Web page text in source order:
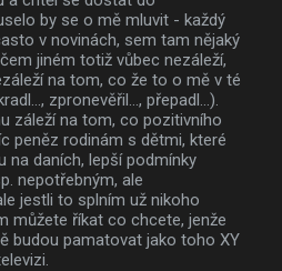
by se o mě mluvit - každý
v novinách, sem tam nějaký
jiném totiž vůbec nezáleží,
na tom, co že to o mě v té
zpronevěřil..., přepadl...).
záleží na tom, co pozitivního
peněz rodinám s dětmi, které
na daních, lepší podmínky
nepotřebným, ale
jestli to splním už nikoho
můžete říkat co chcete, jenže
budou pamatovat jako toho XY